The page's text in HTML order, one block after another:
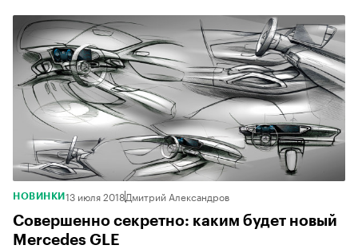
НОВИНКИ 13 июля 2018Дмитрий Александров
Совершенно секретно: каким будет новый
Mercedes GLE